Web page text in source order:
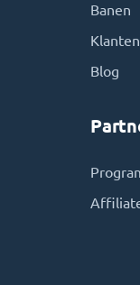
Banen
Klanten
Blog